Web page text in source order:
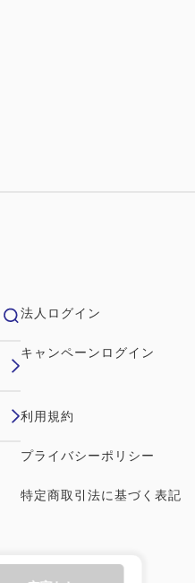
法人ログイン
キャンペーンログイン
利用規約
プライバシーポリシー
特定商取引法に基づく表記